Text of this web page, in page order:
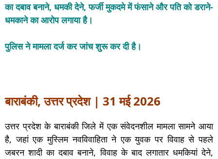
का दबाव बनाने, धमकी देने, फर्जी मुकदमे में फंसाने और पति को डराने-
धमकाने का आरोप लगाया है।
पुलिस ने मामला दर्ज कर जांच शुरू कर दी है।
बाराबंकी, उत्तर प्रदेश | 31 मई 2026
उत्तर प्रदेश के बाराबंकी जिले में एक संवेदनशील मामला सामने आया
है, जहां एक मुस्लिम नवविवाहिता ने एक युवक पर विवाह से पहले
जबरन शादी का दबाव बनाने, विवाह के बाद लगातार धमकियां देने,